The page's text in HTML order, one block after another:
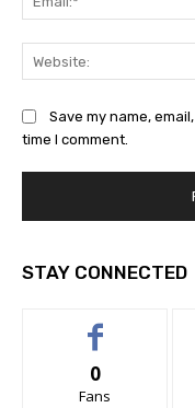
Save my name,
time I comment.
STAY CONNECTED
0
Fans